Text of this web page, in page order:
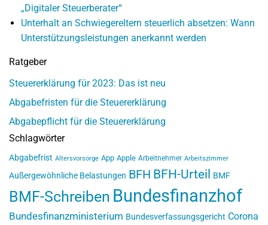
„Digitaler Steuerberater“
Unterhalt an Schwiegereltern steuerlich absetzen: Wann
Unterstützungsleistungen anerkannt werden
Ratgeber
Steuererklärung für 2023: Das ist neu
Abgabefristen für die Steuererklärung
Abgabepflicht für die Steuererklärung
Schlagwörter
Abgabefrist Altersvorsorge App Apple Arbeitnehmer Arbeitszimmer
Außergewöhnliche Belastungen BFH BFH-Urteil BMF
BMF-Schreiben Bundesfinanzhof
Bundesfinanzministerium Bundesverfassungsgericht Corona